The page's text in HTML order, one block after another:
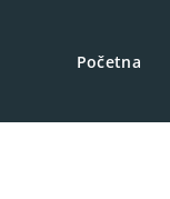
Početna